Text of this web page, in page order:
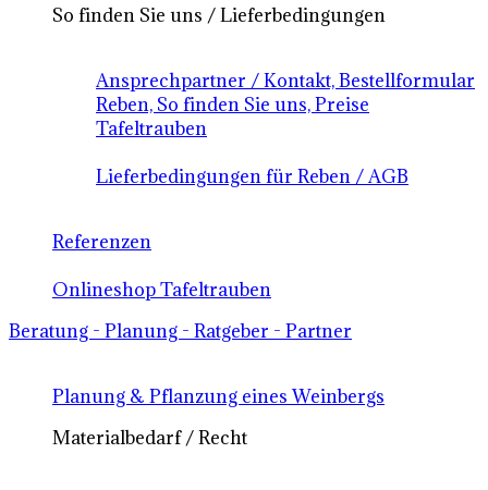
So finden Sie uns / Lieferbedingungen
Ansprechpartner / Kontakt, Bestellformular
Reben, So finden Sie uns, Preise
Tafeltrauben
Lieferbedingungen für Reben / AGB
Referenzen
Onlineshop Tafeltrauben
Beratung - Planung - Ratgeber - Partner
Planung & Pflanzung eines Weinbergs
Materialbedarf / Recht